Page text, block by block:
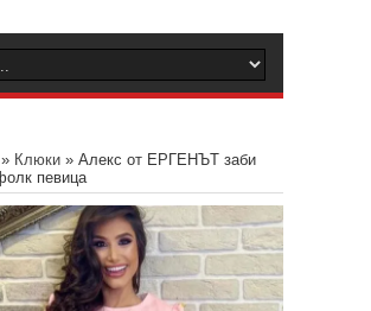
» Клюки » Алекс от ЕРГЕНЪТ заби
певица